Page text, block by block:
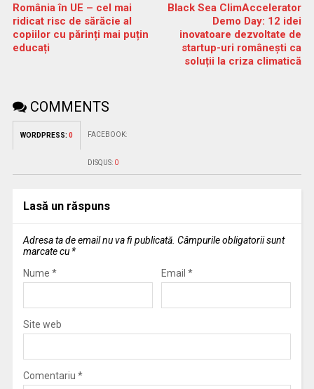
România în UE – cel mai
ridicat risc de sărăcie al
copiilor cu părinți mai puțin
educați
Black Sea ClimAccelerator
Demo Day: 12 idei
inovatoare dezvoltate de
startup-uri românești ca
soluții la criza climatică
COMMENTS
WORDPRESS: 0 FACEBOOK:
DISQUS: 0
Lasă un răspuns
Adresa ta de email nu va fi publicată. Câmpurile obligatorii sunt
marcate cu *
Nume * Email *
Site web
Comentariu *